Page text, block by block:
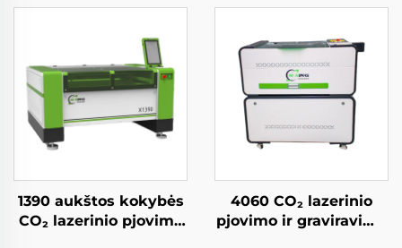
1390 aukštos kokybės
CO₂ lazerinio pjovimo
4060 CO₂ lazerinio
pjovimo ir graviravimo